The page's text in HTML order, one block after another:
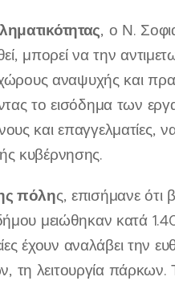
, ο Ν.
μπορεί να την
χώρους αναψυχής και
το εισόδημα των
και επαγγελματίες,
κυβέρνησης.
πόλης, επισήμανε ότι
μειώθηκαν κατά
έχουν αναλάβει
λειτουργία πάρκων.